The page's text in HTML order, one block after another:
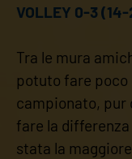
VOLLEY 0-3
Tra le mura
potuto fare poco
campionato, pur
fare la
stata la